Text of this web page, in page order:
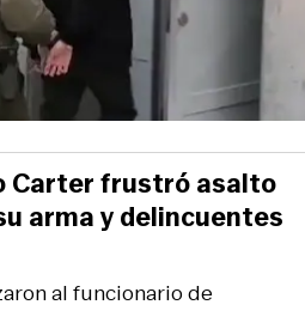
al funcionario de
Carter frustró asalto
arma y delincuentes